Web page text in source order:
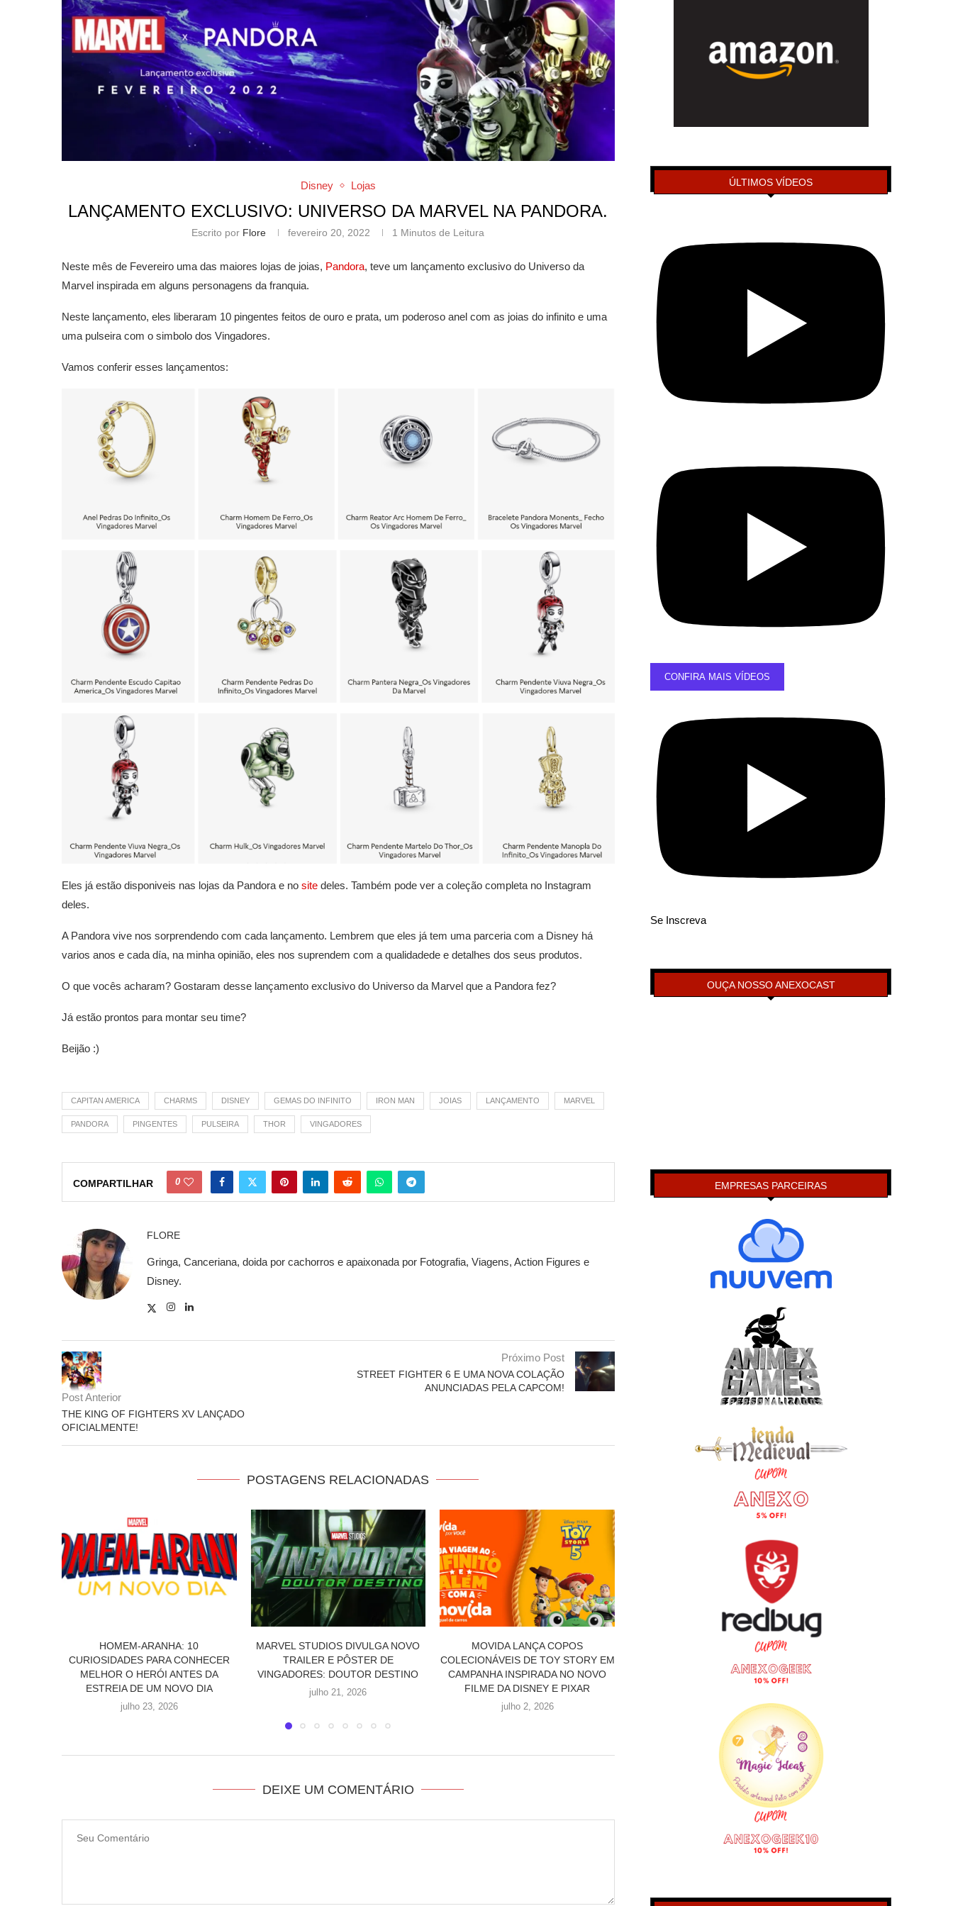
Disney Lojas
LANÇAMENTO EXCLUSIVO: UNIVERSO DA MARVEL NA PANDORA.
Escrito por Flore fevereiro 20, 2022 1 Minutos de Leitura
Neste mês de Fevereiro uma das maiores lojas de joias, Pandora, teve um lançamento exclusivo do Universo da
Marvel inspirada em alguns personagens da franquia.
Neste lançamento, eles liberaram 10 pingentes feitos de ouro e prata, um poderoso anel com as joias do infinito e uma
uma pulseira com o simbolo dos Vingadores.
Vamos conferir esses lançamentos:
Eles já estão disponiveis nas lojas da Pandora e no site deles. Também pode ver a coleção completa no Instagram
deles.
A Pandora vive nos sorprendendo com cada lançamento. Lembrem que eles já tem uma parceria com a Disney há
varios anos e cada día, na minha opinião, eles nos suprendem com a qualidadede e detalhes dos seus produtos.
O que vocês acharam? Gostaram desse lançamento exclusivo do Universo da Marvel que a Pandora fez?
Já estão prontos para montar seu time?
Beijão :)
CAPITAN AMERICA CHARMS DISNEY GEMAS DO INFINITO IRON MAN JOIAS LANÇAMENTO MARVEL
PANDORA PINGENTES PULSEIRA THOR VINGADORES
COMPARTILHAR 0
FLORE
Gringa, Canceriana, doida por cachorros e apaixonada por Fotografia, Viagens, Action Figures e
Disney.
Post Anterior
THE KING OF FIGHTERS XV LANÇADO
OFICIALMENTE!
Próximo Post
STREET FIGHTER 6 E UMA NOVA COLAÇÃO
ANUNCIADAS PELA CAPCOM!
POSTAGENS RELACIONADAS
MARVEL STUDIOS DIVULGA NOVO
TRAILER E PÔSTER DE
VINGADORES: DOUTOR DESTINO
julho 21, 2026
MOVIDA LANÇA COPOS
COLECIONÁVEIS DE TOY STORY EM
CAMPANHA INSPIRADA NO NOVO
FILME DA DISNEY E PIXAR
DISNEY LORCANA CHALLENGE
ACONTECE NESTE FIM DE SEMANA
E COLOCA O BRASIL NO MAPA
GLOBAL DOS TCGS
abril 23, 2026
INGRESSOS PARA DISNEY ON ICE:
VENDA NO BRASIL
DEIXE UM COMENTÁRIO
ÚLTIMOS VÍDEOS
CONFIRA MAIS VÍDEOS
Se Inscreva
OUÇA NOSSO ANEXOCAST
EMPRESAS PARCEIRAS